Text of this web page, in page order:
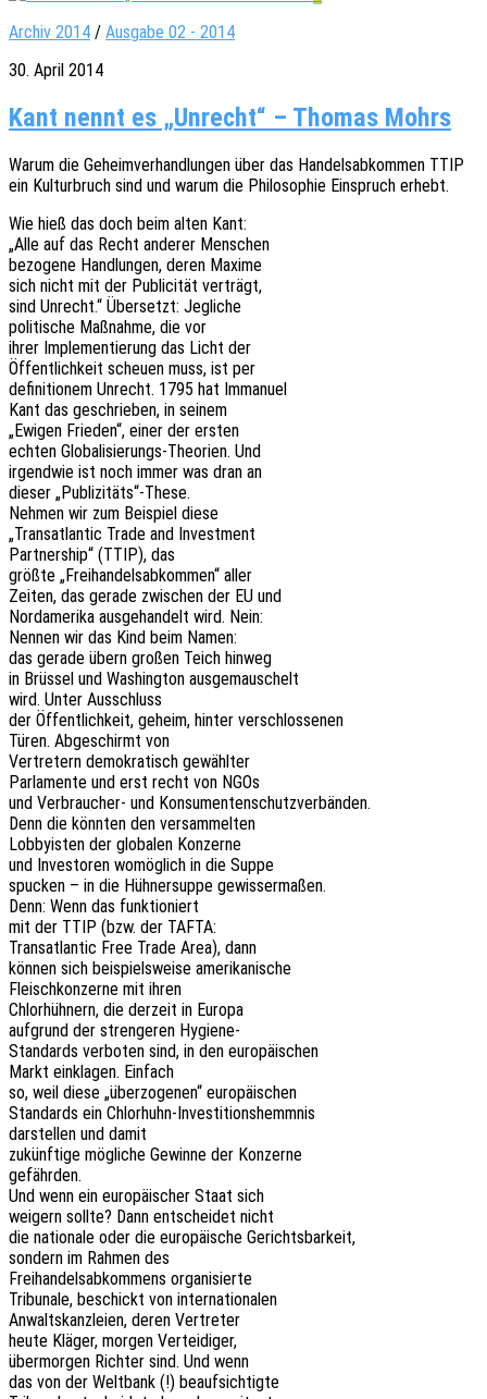
Archiv 2014 / Ausgabe 02 - 2014
30. April 2014
Kant nennt es „Unrecht“ – Thomas Mohrs
Warum die Geheim­ver­hand­lun­gen über das Handels­ab­kom­men TTIP
ein Kultur­bruch sind und warum die Philo­so­phie Einspruch erhebt.
Wie hieß das doch beim alten Kant:
„Alle auf das Recht ande­rer Menschen
bezo­ge­ne Hand­lun­gen, deren Maxime
sich nicht mit der Publi­ci­tät verträgt,
sind Unrecht.“ Über­setzt: Jegliche
poli­ti­sche Maßnah­me, die vor
ihrer Imple­men­tie­rung das Licht der
Öffent­lich­keit scheu­en muss, ist per
defi­ni­tio­nem Unrecht. 1795 hat Immanuel
Kant das geschrie­ben, in seinem
„Ewigen Frie­den“, einer der ersten
echten Globa­li­sie­rungs-Theo­rien. Und
irgend­wie ist noch immer was dran an
dieser „Publizitäts“-These.
Nehmen wir zum Beispiel diese
„Trans­at­lan­tic Trade and Investment
Part­ner­ship“ (TTIP), das
größte „Frei­han­dels­ab­kom­men“ aller
Zeiten, das gerade zwischen der EU und
Nord­ame­ri­ka ausge­han­delt wird. Nein:
Nennen wir das Kind beim Namen:
das gerade übern großen Teich hinweg
in Brüs­sel und Washing­ton ausgemauschelt
wird. Unter Ausschluss
der Öffent­lich­keit, geheim, hinter verschlossenen
Türen. Abge­schirmt von
Vertre­tern demo­kra­tisch gewählter
Parla­men­te und erst recht von NGOs
und Verbrau­cher- und Konsumentenschutzverbänden.
Denn die könn­ten den versammelten
Lobby­is­ten der globa­len Konzerne
und Inves­to­ren womög­lich in die Suppe
spucken – in die Hühner­sup­pe gewissermaßen.
Denn: Wenn das funktioniert
mit der TTIP (bzw. der TAFTA:
Trans­at­lan­tic Free Trade Area), dann
können sich beispiels­wei­se amerikanische
Fleisch­kon­zer­ne mit ihren
Chlor­hüh­nern, die derzeit in Europa
aufgrund der stren­ge­ren Hygiene-
Stan­dards verbo­ten sind, in den europäischen
Markt einkla­gen. Einfach
so, weil diese „über­zo­ge­nen“ europäischen
Stan­dards ein Chlorhuhn-Investitionshemmnis
darstel­len und damit
zukünf­ti­ge mögli­che Gewin­ne der Konzerne
gefährden.
Und wenn ein euro­päi­scher Staat sich
weigern sollte? Dann entschei­det nicht
die natio­na­le oder die euro­päi­sche Gerichtsbarkeit,
sondern im Rahmen des
Frei­han­dels­ab­kom­mens organisierte
Tribu­na­le, beschickt von internationalen
Anwalts­kanz­lei­en, deren Vertreter
heute Kläger, morgen Verteidiger,
über­mor­gen Rich­ter sind. Und wenn
das von der Welt­bank (!) beaufsichtigte